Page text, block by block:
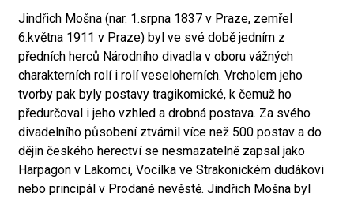
Jindřich Mošna (nar. 1.srpna 1837 v Praze, zemřel
6.května 1911 v Praze) byl ve své době jedním z
předních herců Národního divadla v oboru vážných
charakterních rolí i rolí veseloherních. Vrcholem jeho
tvorby pak byly postavy tragikomické, k čemuž ho
předurčoval i jeho vzhled a drobná postava. Za svého
divadelního působení ztvárnil více než 500 postav a do
dějin českého herectví se nesmazatelně zapsal jako
Harpagon v Lakomci, Vocílka ve Strakonickém dudákovi
nebo principál v Prodané nevěstě. Jindřich Mošna byl